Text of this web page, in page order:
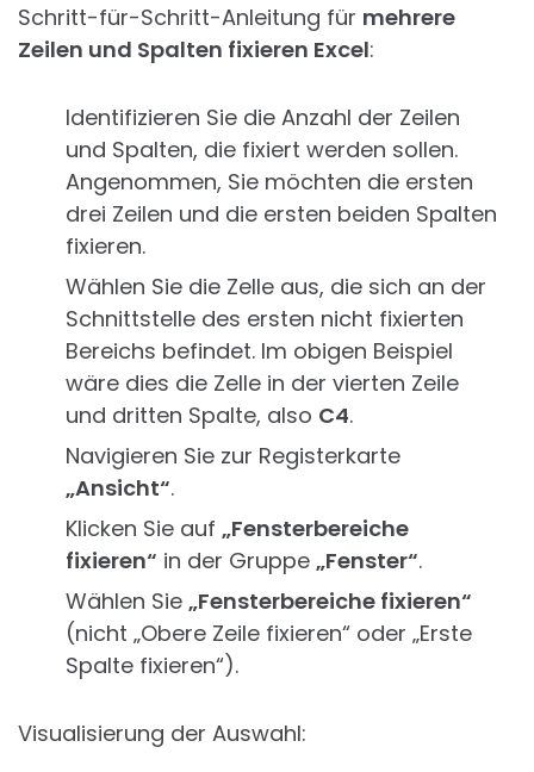
Schritt-für-Schritt-Anleitung für mehrere
Zeilen und Spalten fixieren Excel:
Identifizieren Sie die Anzahl der Zeilen
und Spalten, die fixiert werden sollen.
Angenommen, Sie möchten die ersten
drei Zeilen und die ersten beiden Spalten
fixieren.
Wählen Sie die Zelle aus, die sich an der
Schnittstelle des ersten nicht fixierten
Bereichs befindet. Im obigen Beispiel
wäre dies die Zelle in der vierten Zeile
und dritten Spalte, also C4.
Navigieren Sie zur Registerkarte
„Ansicht“.
Klicken Sie auf „Fensterbereiche
fixieren“ in der Gruppe „Fenster“.
Wählen Sie „Fensterbereiche fixieren“
(nicht „Obere Zeile fixieren“ oder „Erste
Spalte fixieren“).
Visualisierung der Auswahl: